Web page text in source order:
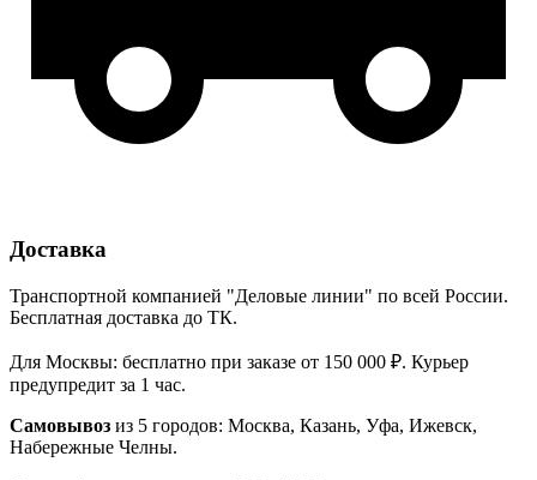
Доставка
Транспортной компанией "Деловые линии" по всей России.
Бесплатная доставка до ТК.
Для Москвы: бесплатно при заказе от 150 000 ₽. Курьер
предупредит за 1 час.
Самовывоз из 5 городов: Москва, Казань, Уфа, Ижевск,
Набережные Челны.